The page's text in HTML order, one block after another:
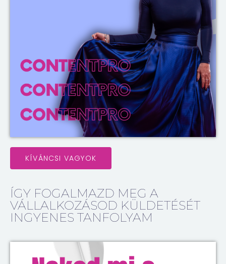
KÍVÁNCSI VAGYOK
ÍGY FOGALMAZD MEG A
VÁLLALKOZÁSOD KÜLDETÉSÉT
INGYENES TANFOLYAM